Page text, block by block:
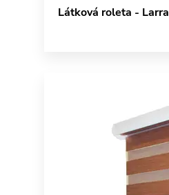
Látková roleta - Larra